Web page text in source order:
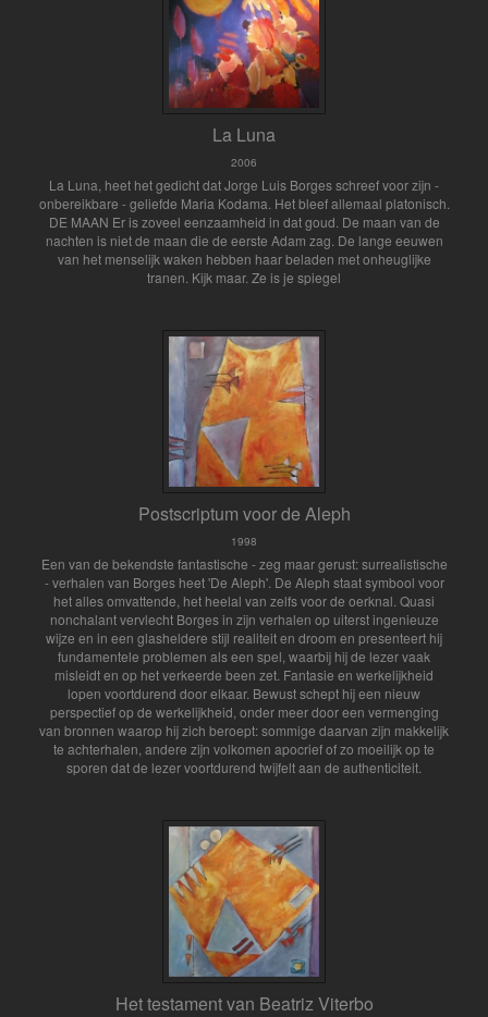
La Luna
2006
La Luna, heet het gedicht dat Jorge Luis Borges schreef voor zijn -
onbereikbare - geliefde Maria Kodama. Het bleef allemaal platonisch.
DE MAAN Er is zoveel eenzaamheid in dat goud. De maan van de
nachten is niet de maan die de eerste Adam zag. De lange eeuwen
van het menselijk waken hebben haar beladen met onheuglijke
tranen. Kijk maar. Ze is je spiegel
Postscriptum voor de Aleph
1998
Een van de bekendste fantastische - zeg maar gerust: surrealistische
- verhalen van Borges heet 'De Aleph'. De Aleph staat symbool voor
het alles omvattende, het heelal van zelfs voor de oerknal. Quasi
nonchalant vervlecht Borges in zijn verhalen op uiterst ingenieuze
wijze en in een glasheldere stijl realiteit en droom en presenteert hij
fundamentele problemen als een spel, waarbij hij de lezer vaak
misleidt en op het verkeerde been zet. Fantasie en werkelijkheid
lopen voortdurend door elkaar. Bewust schept hij een nieuw
perspectief op de werkelijkheid, onder meer door een vermenging
van bronnen waarop hij zich beroept: sommige daarvan zijn makkelijk
te achterhalen, andere zijn volkomen apocrief of zo moeilijk op te
sporen dat de lezer voortdurend twijfelt aan de authenticiteit.
Het testament van Beatriz Viterbo